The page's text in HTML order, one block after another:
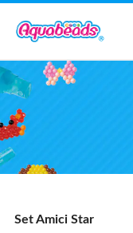
Home
Set Amici Star